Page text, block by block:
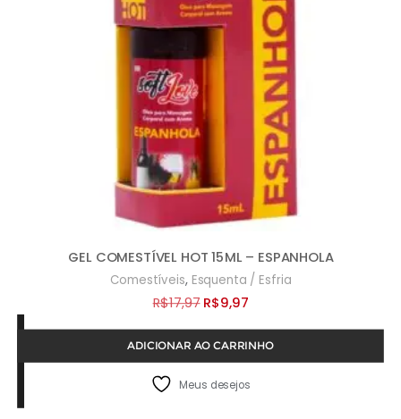
GEL COMESTÍVEL HOT 15ML – ESPANHOLA
Comestíveis, Esquenta / Esfria
R$17,97 O
preço
original
R$17,97.
R$9,97O
preço
atual
ADICIONAR AO CARRINHO
Meus desejos